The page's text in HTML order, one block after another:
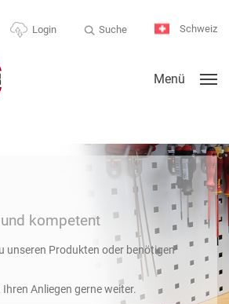
Login Suche Schweiz
Menü
kompetent
unseren Produkten oder benötigen
Anliegen gerne weiter.